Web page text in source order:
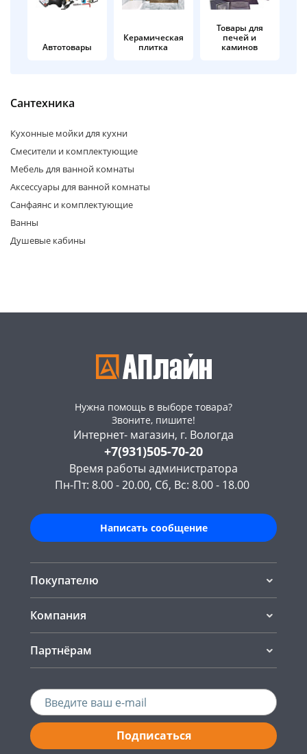
Автотовары
Керамическая
плитка
Товары для
печей и
каминов
Сантехника
Кухонные мойки для кухни
Смесители и комплектующие
Мебель для ванной комнаты
Аксессуары для ванной комнаты
Санфаянс и комплектующие
Ванны
Душевые кабины
Нужна помощь в выборе товара?
Звоните, пишите!
Интернет- магазин, г. Вологда
+7(931)505-70-20
Время работы администратора
Пн-Пт: 8.00 - 20.00, Сб, Вс: 8.00 - 18.00
Написать сообщение
Покупателю
Компания
Партнёрам
Подписаться